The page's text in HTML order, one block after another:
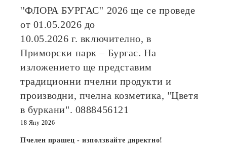
''ФЛОРА БУРГАС'' 2026ще се проведе
от 01.05.2026 до
10.05.2026 г. включително, в
Приморски парк – Бургас. На
изложението ще представим
традиционни пчелни продукти и
производни, пчелна козметика, "Цветя
в буркани". 0888456121
18 Яну 2026
Пчелен прашец - използвайте директно!